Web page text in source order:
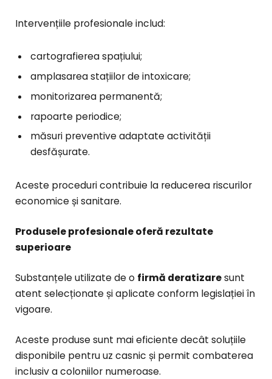
Intervențiile profesionale includ:
cartografierea spațiului;
amplasarea stațiilor de intoxicare;
monitorizarea permanentă;
rapoarte periodice;
măsuri preventive adaptate activității
desfășurate.
Aceste proceduri contribuie la reducerea riscurilor
economice și sanitare.
Produsele profesionale oferă rezultate
superioare
Substanțele utilizate de o firmă deratizaresunt
atent selecționate și aplicate conform legislației în
vigoare.
Aceste produse sunt mai eficiente decât soluțiile
disponibile pentru uz casnic și permit combaterea
inclusiv a coloniilor numeroase.